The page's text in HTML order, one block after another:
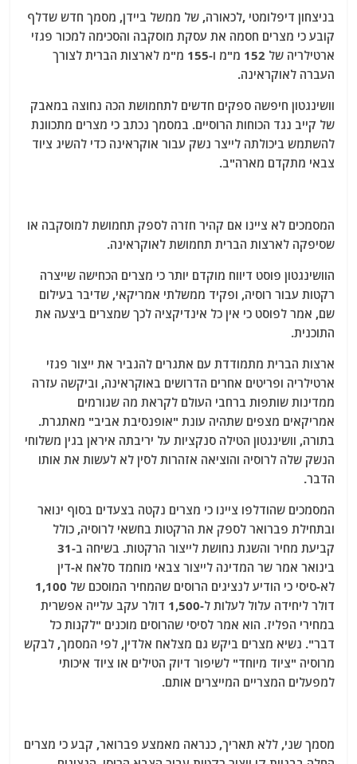
בניצחון דיפלומטי ,לכאורה, של ממשל ביידן, מסמך חדש שדלף
קובע כי מצרים חסמה את עסקת מוסקבה והסכימה למכור פגזי
ארטילריה של 152 מ"מ ו-155 מ"מ לארצות הברית לצורך
העברה לאוקראינה.
וושינגטון חיפשה ספקים חדשים לתחמושת הכה נחוצה במאבק
של קייב נגד הכוחות הרוסיים. במסמך נכתב כי מצרים מתכוונת
להשתמש ביכולתה לייצר נשק עבור אוקראינה כדי להשיג ציוד
צבאי מתקדם מארה"ב.
המסמכים לא ציינו אם קהיר חזרה לספק תחמושת למוסקבה או
שסיפקה לארצות הברית תחמושת לאוקראינה.
הוושינגטון פוסט דיווח מוקדם יותר כי מצרים הכחישה שייצרה
רקטות עבור רוסיה, ופקיד ממשלתי אמריקאי, שדיבר בעילום
שם, אמר לפוסט כי אין כל אינדיקציה לכך שמצרים ביצעה את
התוכנית.
ארצות הברית מתמודדת עם אתגרים להגביר את ייצור פגזי
ארטילריה ופריטים אחרים הדרושים באוקראינה, וביקשה עזרה
ממדינות שותפות ברחבי העולם לקראת מה שגורמים
אמריקאים מצפים שתהיה עונת "אופנסיבת אביב" מאתגרת.
בתורה, וושינגטון הטילה סנקציות על יריבתה איראן בגין משלוחי
הנשק שלה לרוסיה והוציאה אזהרות לסין לא לעשות את אותו
הדבר.
המסמכים שהודלפו ציינו כי מצרים נקטה בצעדים בסוף ינואר
ובתחילת פברואר לספק את הרקטות בחשאי לרוסיה, כולל
קביעת מחיר והשגת נחושת לייצור הרקטות. בשיחה ב-31
בינואר אמר שר המדינה לייצור צבאי מוחמד סלאח א-דין
לא-סיסי כי הודיע ​​לנציגים הרוסים שהמחיר המוסכם של 1,100
דולר ליחידה עלול לעלות ל-1,500 דולר עקב עלייה אפשרית
במחירי הפליז. הוא אמר לסיסי שהרוסים מוכנים "לקנות כל
דבר". נשיא מצרים ביקש גם מצלאח אלדין, לפי המסמך, לבקש
מרוסיה "ציוד מיוחד" לשיפור דיוק הטילים או ציוד איכותי
למפעלים המצריים המייצרים אותם.
מסמך שני, ללא תאריך, כנראה מאמצע פברואר, קבע כי מצרים